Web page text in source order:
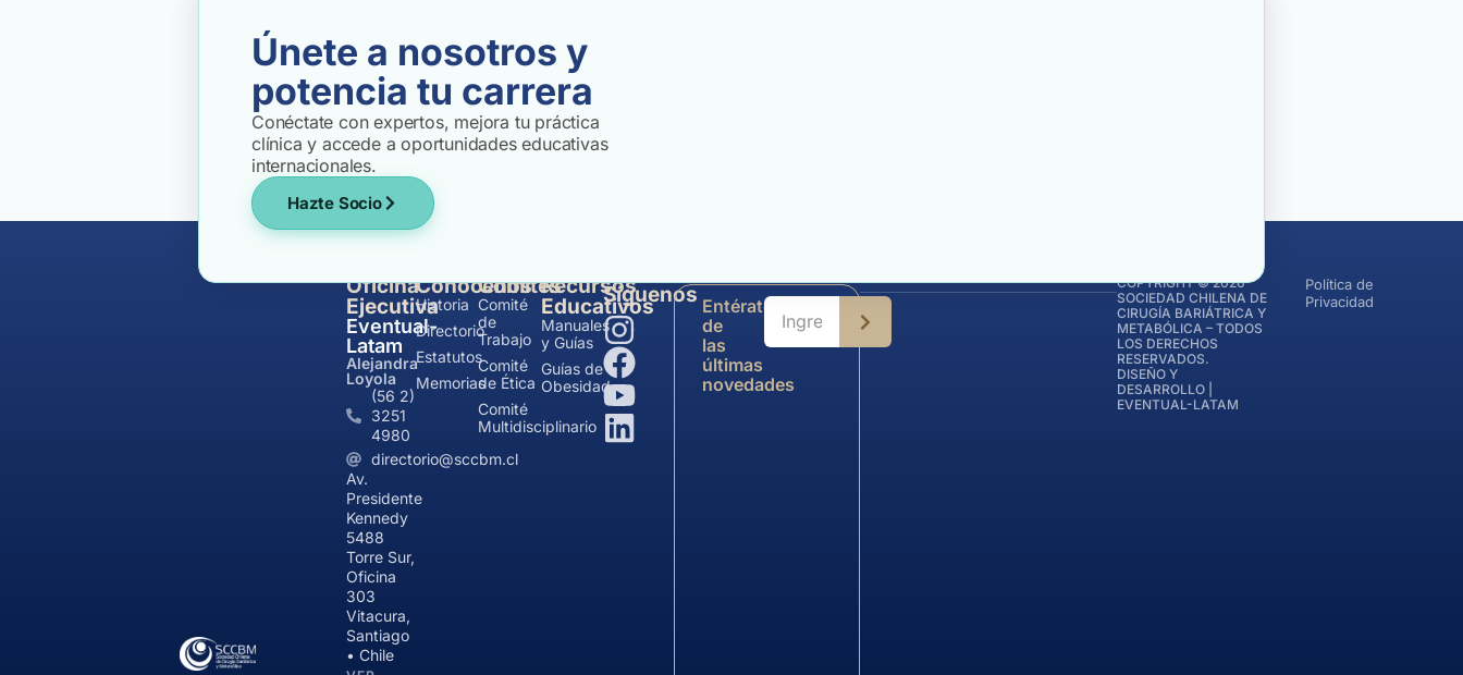
Únete a nosotros y
potencia tu carrera
Conéctate con expertos, mejora tu práctica
clínica y accede a oportunidades educativas
internacionales.
Hazte Socio
Oficina
Ejecutiva
Eventual-
Latam
Alejandra
Loyola
(56 2)
3251
4980
directorio@sccbm.cl
Av.
Presidente
Kennedy
5488
Torre Sur,
Oficina
303
Vitacura,
Santiago
• Chile
Conócenos
Historia
Directorio
Estatutos
Memorias
Comités
Comité
de
Trabajo
Comité
de Ética
Comité
Multidisciplinario
Recursos
Educativos
Manuales
y Guías
Guías de
Obesidad
Síguenos Entérate
de
las
últimas
novedades
COPYRIGHT © 2026
SOCIEDAD CHILENA DE
CIRUGÍA BARIÁTRICA Y
METABÓLICA – TODOS
LOS DERECHOS
RESERVADOS.
DISEÑO Y
DESARROLLO |
EVENTUAL-LATAM
Política de
Privacidad